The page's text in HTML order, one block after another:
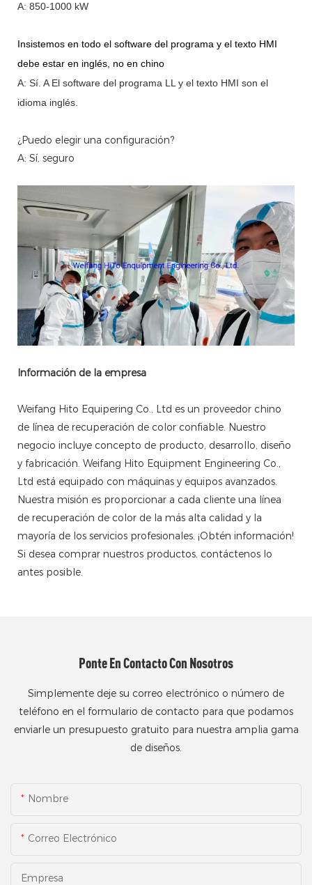
A: 850-1000 kW
Insistemos en todo el software del programa y el texto HMI
debe estar en inglés, no en chino
A: Sí. AEl software del programa LL y el texto HMI son el
idioma inglés.
¿Puedo elegir una configuración?
A: Sí, seguro
Información de la empresa
Weifang Hito Equipering Co., Ltd es un proveedor chino
de línea de recuperación de color confiable. Nuestro
negocio incluye concepto de producto, desarrollo, diseño
y fabricación. Weifang Hito Equipment Engineering Co.,
Ltd está equipado con máquinas y equipos avanzados.
Nuestra misión es proporcionar a cada cliente una línea
de recuperación de color de la más alta calidad y la
mayoría de los servicios profesionales. ¡Obtén información!
Si desea comprar nuestros productos, contáctenos lo
antes posible.
Ponte En Contacto Con Nosotros
Simplemente deje su correo electrónico o número de
teléfono en el formulario de contacto para que podamos
enviarle un presupuesto gratuito para nuestra amplia gama
de diseños.
Nombre
Correo Electrónico
Empresa